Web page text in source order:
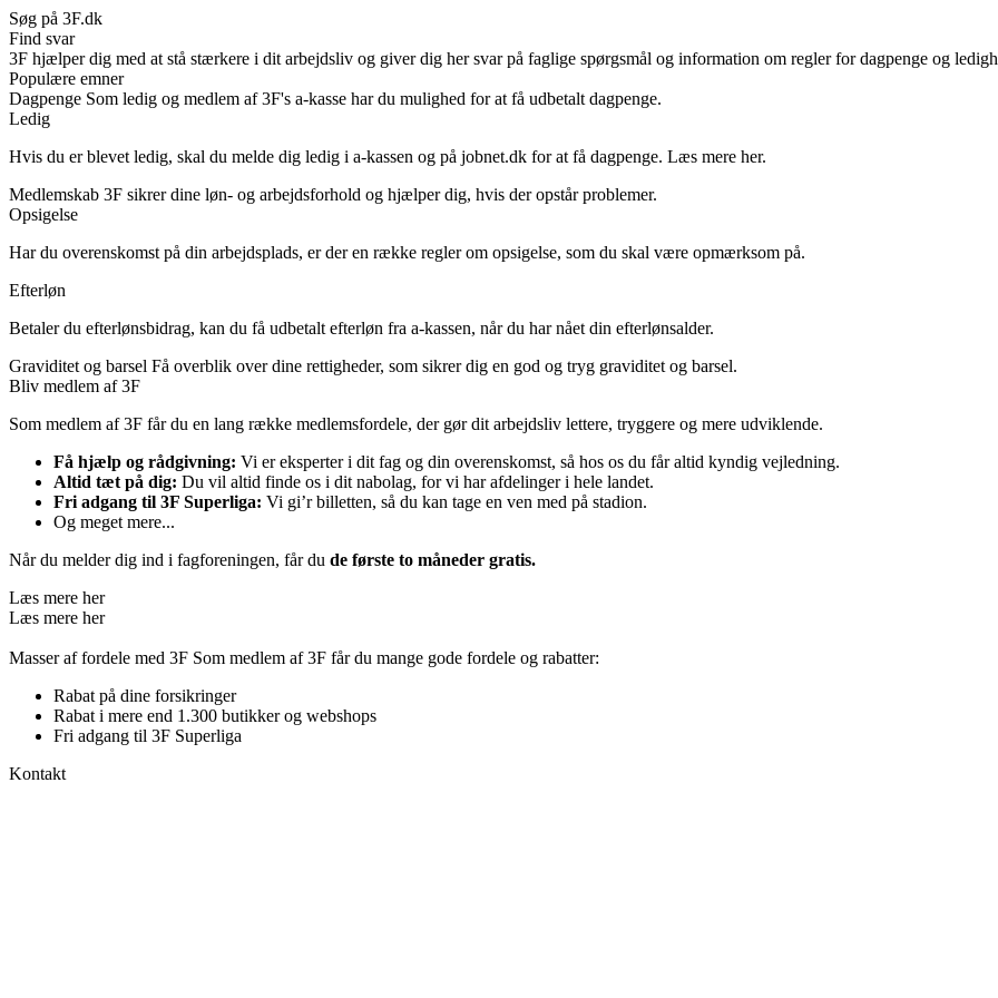
Søg på 3F.dk
Find svar
3F hjælper dig med at stå stærkere i dit arbejdsliv og giver dig her svar på faglige spørgsmål og information om regler for dagpenge og
Populære emner
Dagpenge Som ledig og medlem af 3F's a-kasse har du mulighed for at få udbetalt dagpenge.
Ledig
Hvis du er blevet ledig, skal du melde dig ledig i a-kassen og på jobnet.dk for at få dagpenge. Læs mere her.
Medlemskab 3F sikrer dine løn- og arbejdsforhold og hjælper dig, hvis der opstår problemer.
Opsigelse
Har du overenskomst på din arbejdsplads, er der en række regler om opsigelse, som du skal være opmærksom på.
Efterløn
Betaler du efterlønsbidrag, kan du få udbetalt efterløn fra a-kassen, når du har nået din efterlønsalder.
Graviditet og barsel Få overblik over dine rettigheder, som sikrer dig en god og tryg graviditet og barsel.
Bliv medlem af 3F
Som medlem af 3F får du en lang række medlemsfordele, der gør dit arbejdsliv lettere, tryggere og mere udviklende.
Få hjælp og rådgivning: Vi er eksperter i dit fag og din overenskomst, så hos os du får altid kyndig vejledning.
Altid tæt på dig: Du vil altid finde os i dit nabolag, for vi har afdelinger i hele landet.
Fri adgang til 3F Superliga: Vi gi’r billetten, så du kan tage en ven med på stadion.
Og meget mere...
Når du melder dig ind i fagforeningen, får du de første to måneder gratis.
Læs mere her
Læs mere her
Masser af fordele med 3F Som medlem af 3F får du mange gode fordele og rabatter:
Rabat på dine forsikringer
Rabat i mere end 1.300 butikker og webshops
Fri adgang til 3F Superliga
Kontakt